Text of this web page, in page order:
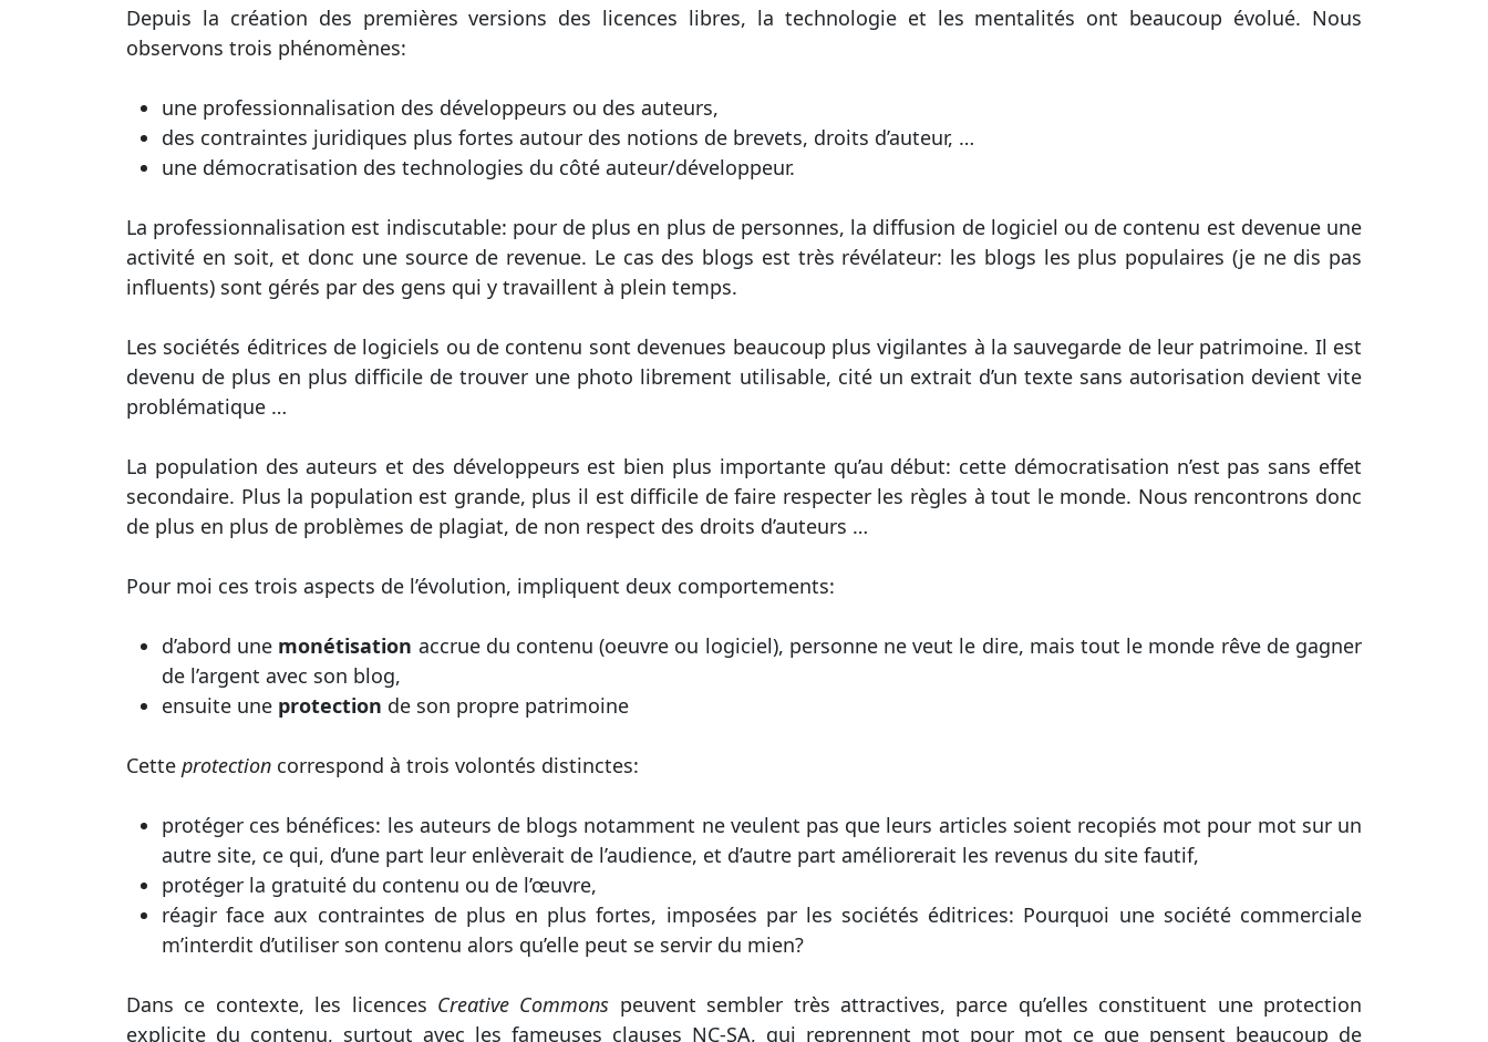
Depuis la création des premières versions des licences libres, la technologie et les mentalités ont beaucoup évolué. Nous
observons trois phénomènes:
une professionnalisation des développeurs ou des auteurs,
des contraintes juridiques plus fortes autour des notions de brevets, droits d’auteur, …
une démocratisation des technologies du côté auteur/développeur.
La professionnalisation est indiscutable: pour de plus en plus de personnes, la diffusion de logiciel ou de contenu est devenue une
activité en soit, et donc une source de revenue. Le cas des blogs est très révélateur: les blogs les plus populaires (je ne dis pas
influents) sont gérés par des gens qui y travaillent à plein temps.
Les sociétés éditrices de logiciels ou de contenu sont devenues beaucoup plus vigilantes à la sauvegarde de leur patrimoine. Il est
devenu de plus en plus difficile de trouver une photo librement utilisable, cité un extrait d’un texte sans autorisation devient vite
problématique …
La population des auteurs et des développeurs est bien plus importante qu’au début: cette démocratisation n’est pas sans effet
secondaire. Plus la population est grande, plus il est difficile de faire respecter les règles à tout le monde. Nous rencontrons donc
de plus en plus de problèmes de plagiat, de non respect des droits d’auteurs …
Pour moi ces trois aspects de l’évolution, impliquent deux comportements:
d’abord une monétisation accrue du contenu (oeuvre ou logiciel), personne ne veut le dire, mais tout le monde rêve de gagner
de l’argent avec son blog,
ensuite une protection de son propre patrimoine
Cette protection correspond à trois volontés distinctes:
protéger ces bénéfices: les auteurs de blogs notamment ne veulent pas que leurs articles soient recopiés mot pour mot sur un
autre site, ce qui, d’une part leur enlèverait de l’audience, et d’autre part améliorerait les revenus du site fautif,
protéger la gratuité du contenu ou de l’œuvre,
réagir face aux contraintes de plus en plus fortes, imposées par les sociétés éditrices: Pourquoi une société commerciale
m’interdit d’utiliser son contenu alors qu’elle peut se servir du mien?
Dans ce contexte, les licences Creative Commons peuvent sembler très attractives, parce qu’elles constituent une protection
explicite du contenu, surtout avec les fameuses clauses NC-SA, qui reprennent mot pour mot ce que pensent beaucoup de